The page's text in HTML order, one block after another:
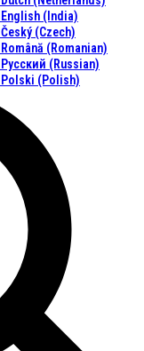
English (India)
Český (Czech)
Română (Romanian)
Русский (Russian)
Polski (Polish)